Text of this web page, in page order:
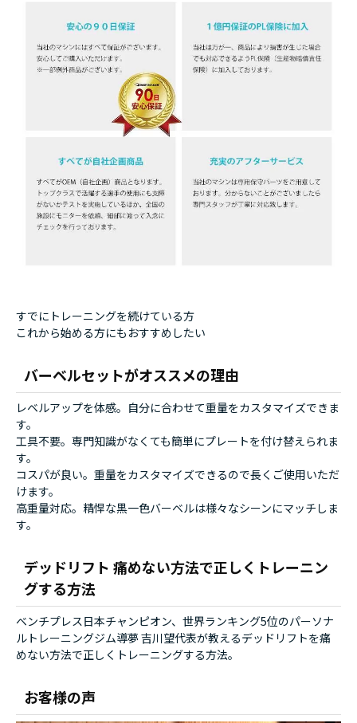
すでにトレーニングを続けている方
これから始める方にもおすすめしたい
バーベルセットがオススメの理由
レベルアップを体感。自分に合わせて重量をカスタマイズできま
す。
工具不要。専門知識がなくても簡単にプレートを付け替えられま
す。
コスパが良い。重量をカスタマイズできるので長くご使用いただ
けます。
高重量対応。精悍な黒一色バーベルは様々なシーンにマッチしま
す。
デッドリフト 痛めない方法で正しくトレーニン
グする方法
ベンチプレス日本チャンピオン、世界ランキング5位のパーソナ
ルトレーニングジム導夢 吉川望代表が教えるデッドリフトを痛
めない方法で正しくトレーニングする方法。
お客様の声